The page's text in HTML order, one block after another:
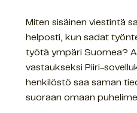
Miten sisäinen viestintä
helposti, kun sadat
työtä ympäri Suomea?
vastaukseksi Piiri-
henkilöstö saa saman
suoraan omaan